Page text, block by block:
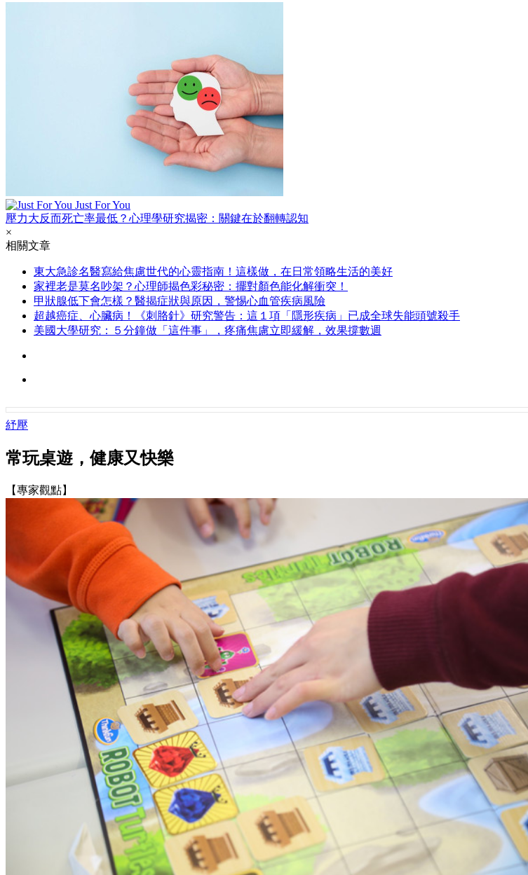
Just For You
壓力大反而死亡率最低？心理學研究揭密：關鍵在於翻轉認知
×
相關文章
東大急診名醫寫給焦慮世代的心靈指南！這樣做，在日常領略生活的美好
家裡老是莫名吵架？心理師揭色彩秘密：擺對顏色能化解衝突！
甲狀腺低下會怎樣？醫揭症狀與原因，警惕心血管疾病風險
超越癌症、心臟病！《刺胳針》研究警告：這１項「隱形疾病」已成全球失能頭號殺手
美國大學研究：５分鐘做「這件事」，疼痛焦慮立即緩解，效果撐數週
紓壓
常玩桌遊，健康又快樂
【專家觀點】